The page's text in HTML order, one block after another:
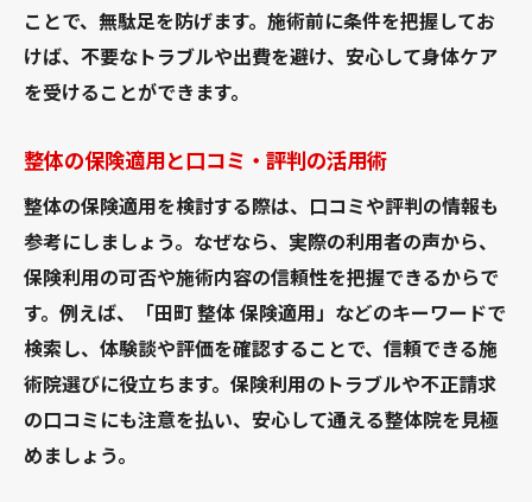
ことで、無駄足を防げます。施術前に条件を把握してお
けば、不要なトラブルや出費を避け、安心して身体ケア
を受けることができます。
整体の保険適用と口コミ・評判の活用術
整体の保険適用を検討する際は、口コミや評判の情報も
参考にしましょう。なぜなら、実際の利用者の声から、
保険利用の可否や施術内容の信頼性を把握できるからで
す。例えば、「田町 整体 保険適用」などのキーワードで
検索し、体験談や評価を確認することで、信頼できる施
術院選びに役立ちます。保険利用のトラブルや不正請求
の口コミにも注意を払い、安心して通える整体院を見極
めましょう。